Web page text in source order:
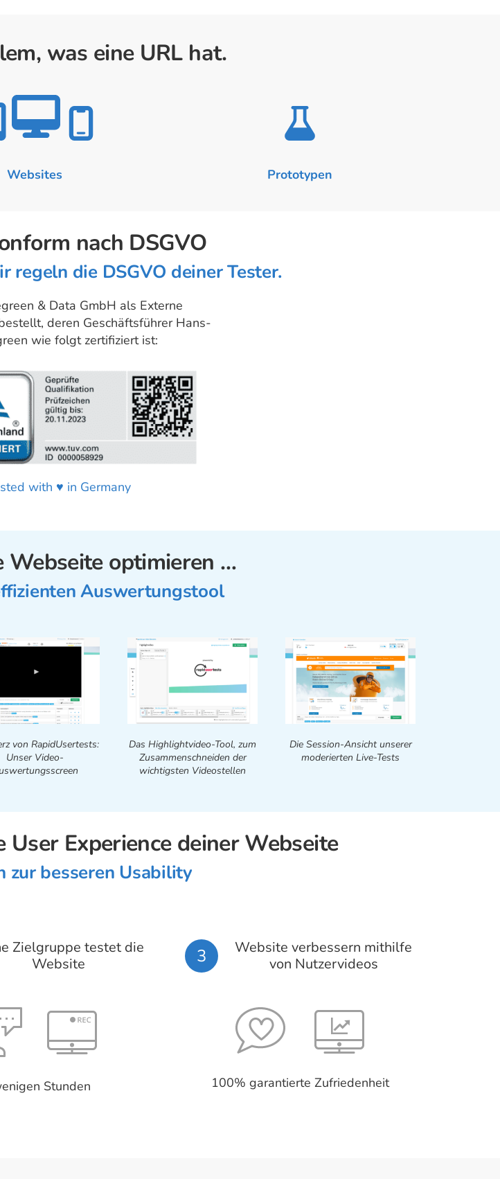
was eine URL hat.
Websites Prototypen
nach DSGVO
regeln die DSGVO deiner Tester.
& Data GmbH als Externe
deren Geschäftsführer Hans-
wie folgt zertifiziert ist:
with ♥ in Germany
Webseite optimieren …
Auswertungstool
von RapidUsertests:
Unser Video-
Das Highlightvideo-Tool, zum
Zusammenschneiden der
wichtigsten Videostellen
Die Session-Ansicht unserer
moderierten Live-Tests
Experience deiner Webseite
zur besseren Usability
Zielgruppe testet die
Website
Stunden
3
Website verbessern mithilfe
von Nutzervideos
100% garantierte Zufriedenheit